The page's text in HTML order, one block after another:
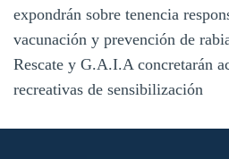
expondrán sobre tenencia
vacunación y prevención de
Rescate y G.A.I.A concretarán
recreativas de sensibilización